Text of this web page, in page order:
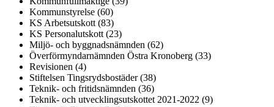
Kommunstyrelse (60)
KS Arbetsutskott (83)
KS Personalutskott (23)
Miljö- och byggnadsnämnden (62)
Överförmyndarnämnden Östra Kronoberg (33)
Revisionen (4)
Stiftelsen Tingsrydsbostäder (38)
Teknik- och fritidsnämnden (36)
Teknik- och utvecklingsutskottet 2021-2022 (9)